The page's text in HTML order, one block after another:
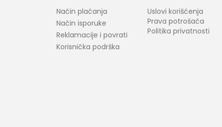
Način plaćanja
Način isporuke
Reklamacije i povrati
Korisnička podrška
Uslovi korišćenja
Prava potrošača
Politika privatnosti